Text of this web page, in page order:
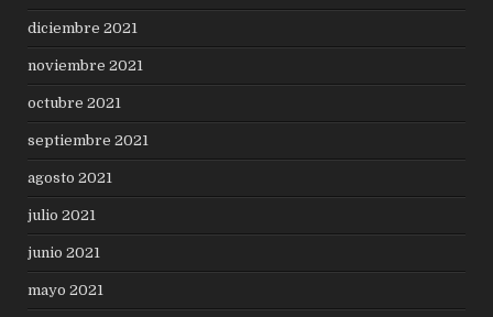
diciembre 2021
noviembre 2021
octubre 2021
septiembre 2021
agosto 2021
julio 2021
junio 2021
mayo 2021